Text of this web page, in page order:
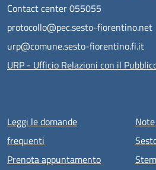
Contact center 055055
protocollo@pec.sesto-fiorentino.net
urp@comune.sesto-fiorentino.fi.it
URP - Ufficio Relazioni con il
Menu piè di
Leggi le domande
frequenti
Prenota appuntamento